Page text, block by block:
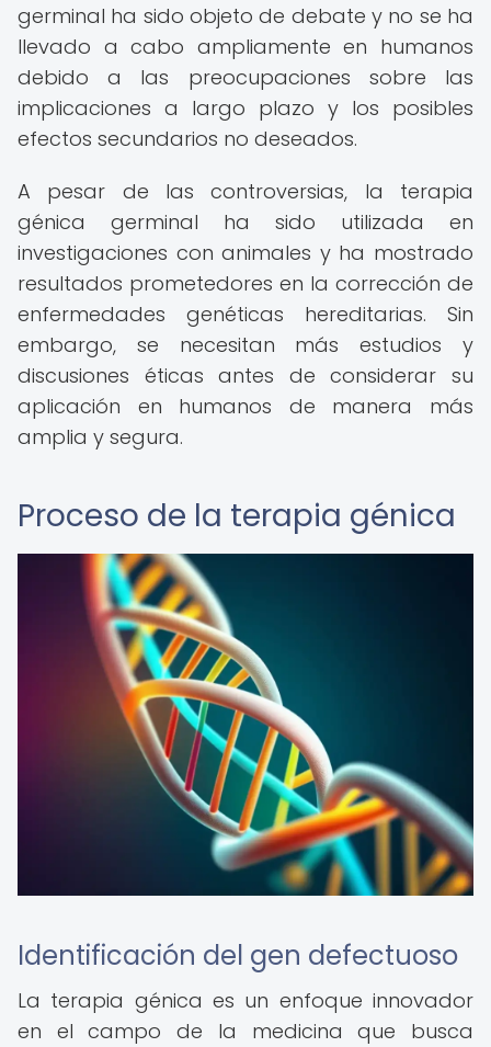
germinal ha sido objeto de debate y no se ha
llevado a cabo ampliamente en humanos
debido a las preocupaciones sobre las
implicaciones a largo plazo y los posibles
efectos secundarios no deseados.
A pesar de las controversias, la terapia
génica germinal ha sido utilizada en
investigaciones con animales y ha mostrado
resultados prometedores en la corrección de
enfermedades genéticas hereditarias. Sin
embargo, se necesitan más estudios y
discusiones éticas antes de considerar su
aplicación en humanos de manera más
amplia y segura.
Proceso de la terapia génica
Identificación del gen defectuoso
La terapia génica es un enfoque innovador
en el campo de la medicina que busca